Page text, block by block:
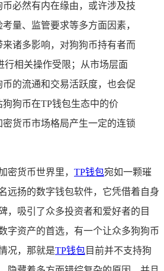
必然有内在缘由，或许涉及技
量、监管要求等多方面因素，
诸多影响，对狗狗币持有者而
行相关操作受限；从市场层面
的流通和交易活跃度，也会促
狗币在TP钱包生态中的价
货币市场格局产生一定的连锁
密货币世界里， TP钱包宛如一颗璀
远扬的数字钱包软件，它凭借着自身
，吸引了众多投资者和爱好者的目
字资产的首选，有一个让众多狗狗币
况，那就是TP钱包目前并不支持狗